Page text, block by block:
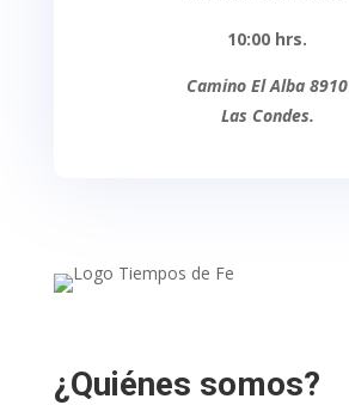
10:00 hrs.
Camino El Alba 8910
Las Condes.
¿Quiénes somos?